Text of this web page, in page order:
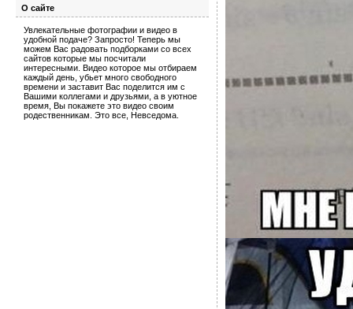
О сайте
Увлекательные фотографии и видео в
удобной подаче? Запросто! Теперь мы
можем Вас радовать подборками со всех
сайтов которые мы посчитали
интересными. Видео которое мы отбираем
каждый день, убьет много свободного
времени и заставит Вас поделится им с
Вашими коллегами и друзьями, а в уютное
время, Вы покажете это видео своим
родественникам. Это все, Невседома.